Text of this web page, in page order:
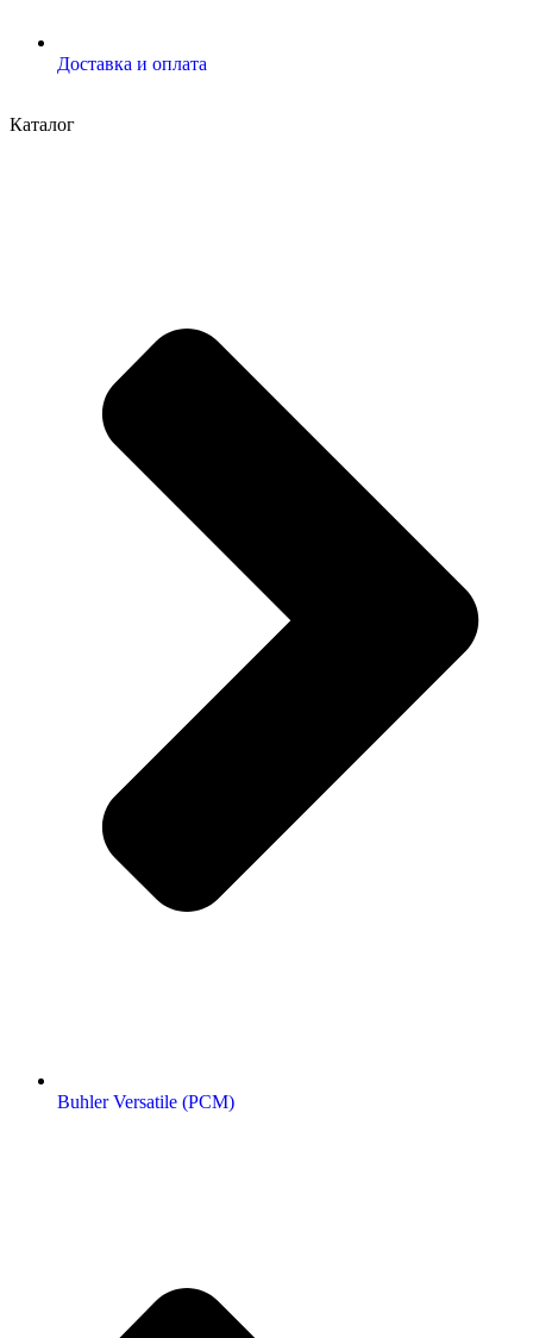
Доставка и оплата
Каталог
Buhler Versatile (РСМ)